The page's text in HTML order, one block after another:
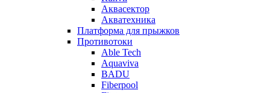
Аквасектор
Акватехника
Платформа для прыжков
Противотоки
Able Tech
Aquaviva
BADU
Fiberpool